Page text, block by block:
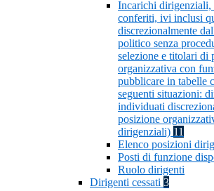
Incarichi dirigenziali,
conferiti, ivi inclusi
discrezionalmente
politico senza
selezione e titolari di
organizzativa con
pubblicare in tabelle
seguenti situazioni:
individuati
posizione
dirigenziali) 11
Elenco posizioni
Posti di funzione
Ruolo dirigenti
Dirigenti cessati 3